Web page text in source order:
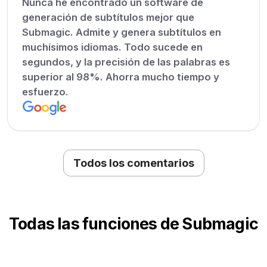
generación de subtítulos mejor que
Submagic. Admite y genera subtítulos en
muchísimos idiomas. Todo sucede en
segundos, y la precisión de las palabras es
superior al 98%. Ahorra mucho tiempo y
esfuerzo.
Todos los comentarios
Todas las funciones de Submagic